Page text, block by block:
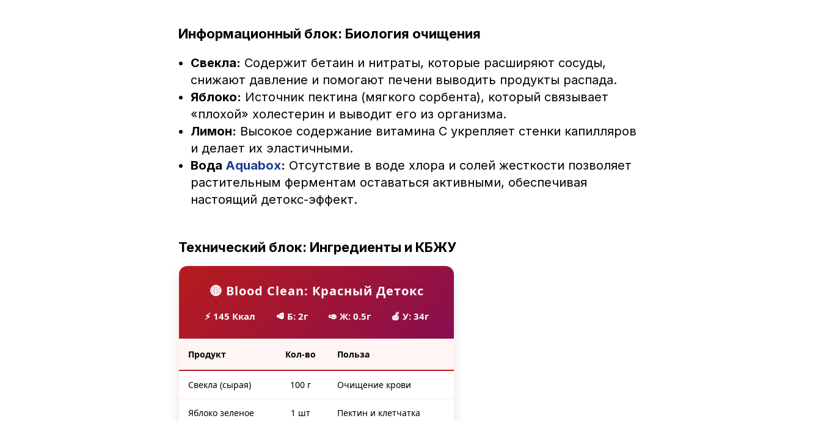
Информационный блок: Биология очищения
Свекла: Содержит бетаин и нитраты, которые расширяют сосуды,
снижают давление и помогают печени выводить продукты распада.
Яблоко: Источник пектина (мягкого сорбента), который связывает
«плохой» холестерин и выводит его из организма.
Лимон: Высокое содержание витамина С укрепляет стенки капилляров
и делает их эластичными.
Вода Aquabox: Отсутствие в воде хлора и солей жесткости позволяет
растительным ферментам оставаться активными, обеспечивая
настоящий детокс-эффект.
Технический блок: Ингредиенты и КБЖУ
🔴 Blood Clean: Красный Детокс
⚡ 145 Ккал 🥩 Б: 2г 🥑 Ж: 0.5г 🍎 У: 34г
Продукт Кол-во Польза
Свекла (сырая) 100 г Очищение крови
Яблоко зеленое 1 шт Пектин и клетчатка